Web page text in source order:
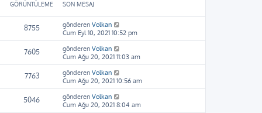
GÖRÜNTÜLEME SON MESAJ
8755 gönderen Volkan
Cum Eyl 10, 2021 10:52 pm
7605 gönderen Volkan
Cum Ağu 20, 2021 11:03 am
7763 gönderen Volkan
Cum Ağu 20, 2021 10:56 am
5046 gönderen Volkan
Cum Ağu 20, 2021 8:04 am